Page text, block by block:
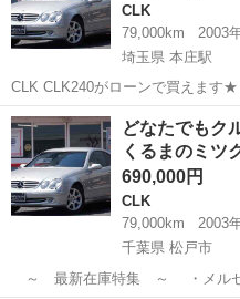
CLK
79,000km
2003
埼玉県 本庄駅
CLK CLK240がローンで買えます
合わせ下さい★ DVDナビ アルミホイール ETC HIDライト キーレス 電
動シート ウィンカーミラー 車検
埼玉 本庄市 本庄駅 CLK
どなたでも
くるまのミツ
690,000円
CLK
79,000km
2003
千葉県 松戸市
～ 最新在庫特集 ～ ・メルセデスベンツ CLK ・平成１５年